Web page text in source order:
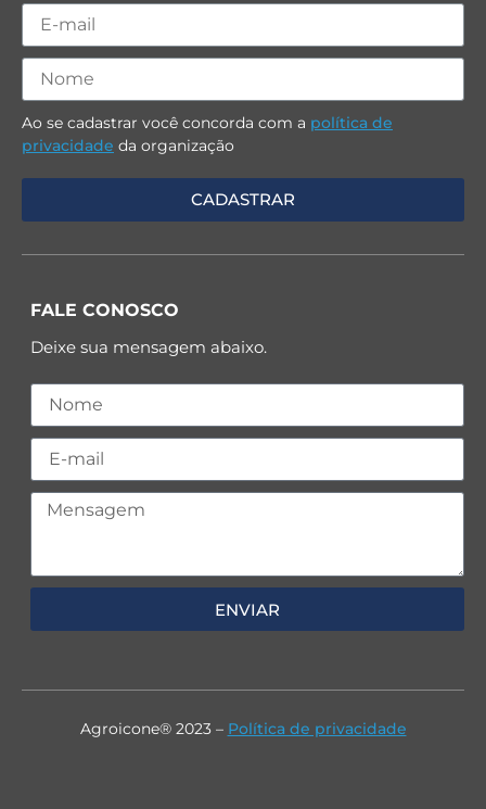
Ao se cadastrar você concorda com a política de
privacidade da organização
FALE CONOSCO
Deixe sua mensagem abaixo.
ENVIAR
Agroicone® 2023 – Política de privacidade